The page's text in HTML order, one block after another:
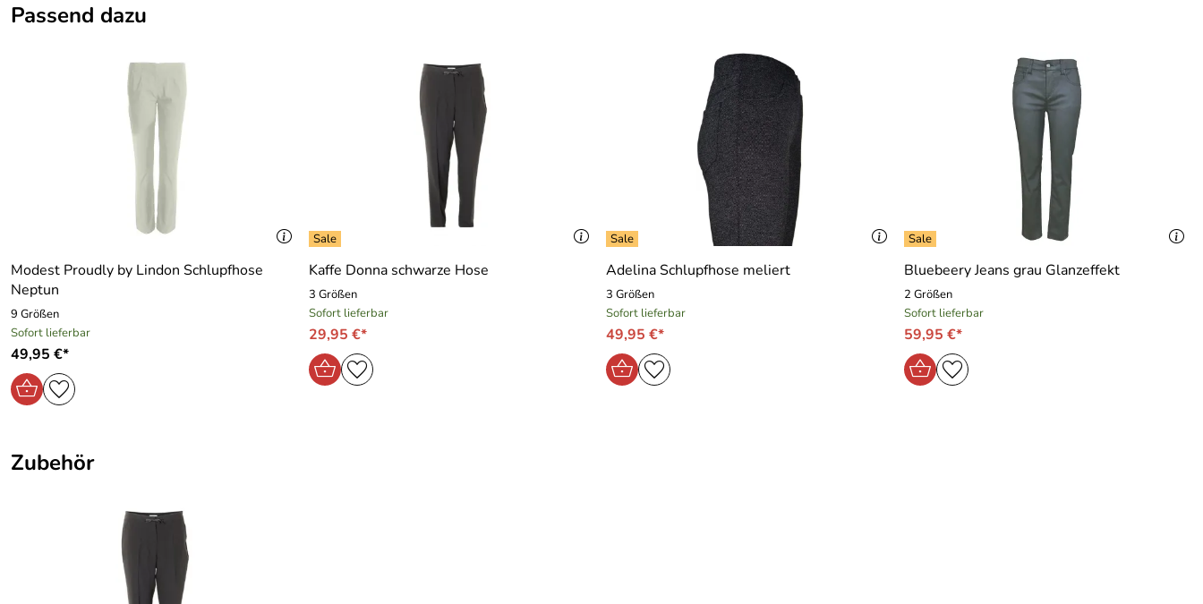
Ausschnitt:
Rundhals
Damen
Damenbluse, Bluse, modische Bekleidung
Kaffe
Passend dazu
Modest Proudly by Lindon Schlupfhose
Neptun
9 Größen
Sofort lieferbar
49,95 €*
Kaffe Donna schwarze Hose
3 Größen
Sofort lieferbar
29,95 €*
Adelina Schlupfhose meliert
3 Größen
Sofort lieferbar
49,95 €*
Bluebeery Jeans grau Glanzeffekt
2 Größen
Sofort lieferbar
59,95 €*
Zubehör